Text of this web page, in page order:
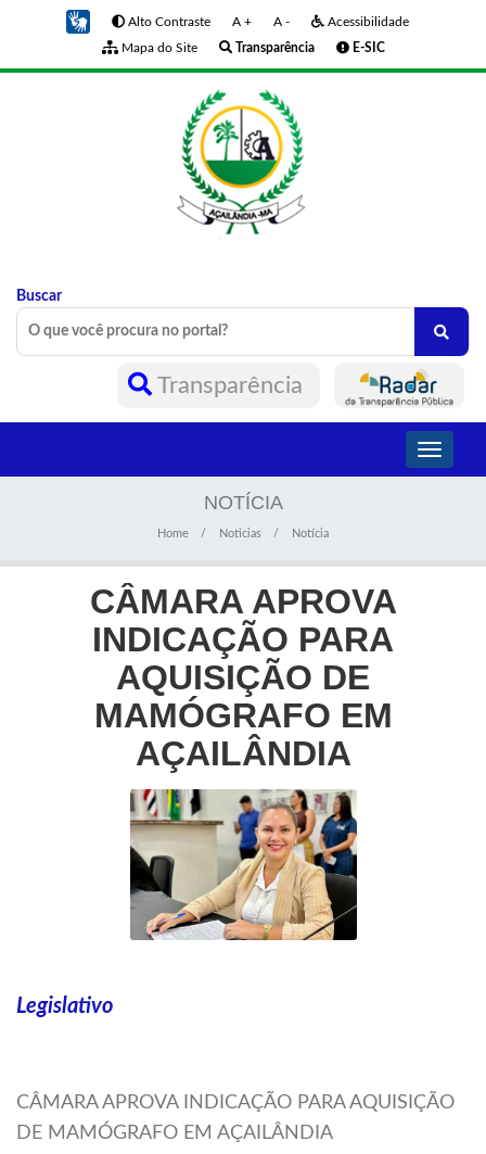
Alto Contraste A + A -
Acessibilidade
Mapa do Site
Transparência E-SIC
Buscar
Transparência
Toggle
NOTÍCIA
Home Noticias Notícia
CÂMARA APROVA
INDICAÇÃO PARA
AQUISIÇÃO DE
MAMÓGRAFO EM
AÇAILÂNDIA
Legislativo
CÂMARA APROVA INDICAÇÃO PARA AQUISIÇÃO
DE MAMÓGRAFO EM AÇAILÂNDIA